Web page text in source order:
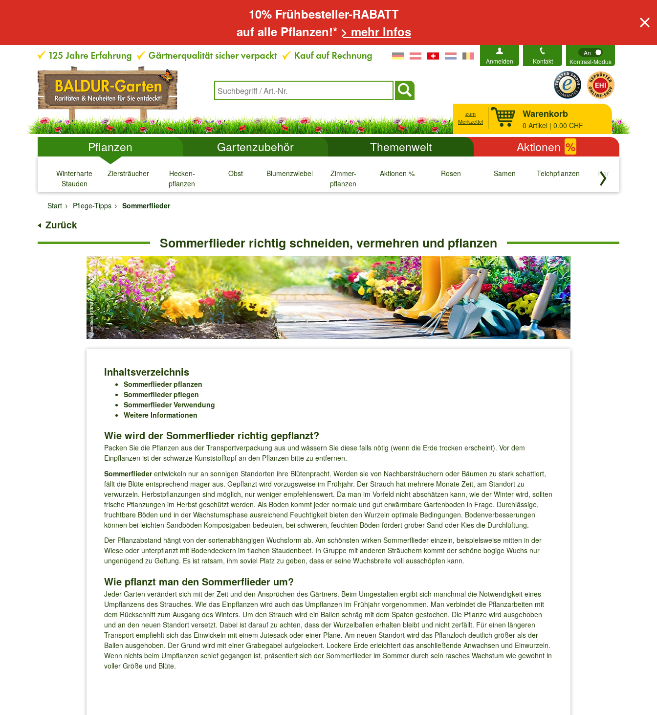
10% Frühbesteller-RABATT
auf alle Pflanzen!* > mehr Infos
Anmelden Kontakt
An
Kontrast-Modus
zum
Merkzettel
Warenkorb
0 Artikel | 0.00 CHF
Pflanzen Gartenzubehör Themenwelt Aktionen %
Winterharte
Stauden
↓
Ziersträucher
↓
Hecken-
pflanzen
↓
Obst
↓
Blumenzwiebeln
↓
Zimmer-
pflanzen
↓
Aktionen %
↓
Rosen
↓
Samen
↓
Teichpflanzen
↓
Raritäten
↓
Start
Pflege-Tipps Sommerflieder
Zurück
Sommerflieder richtig schneiden, vermehren und pflanzen
Inhaltsverzeichnis
Sommerflieder pflanzen
Sommerflieder pflegen
Sommerflieder Verwendung
Weitere Informationen
Wie wird der Sommerflieder richtig gepflanzt?
Packen Sie die Pflanzen aus der Transportverpackung aus und wässern Sie diese falls nötig (wenn die Erde trocken erscheint). Vor dem
Einpflanzen ist der schwarze Kunststofftopf an den Pflanzen bitte zu entfernen.
Sommerfliederentwickeln nur an sonnigen Standorten ihre Blütenpracht. Werden sie von Nachbarsträuchern oder Bäumen zu stark schattiert,
fällt die Blüte entsprechend mager aus. Gepflanzt wird vorzugsweise im Frühjahr. Der Strauch hat mehrere Monate Zeit, am Standort zu
verwurzeln. Herbstpflanzungen sind möglich, nur weniger empfehlenswert. Da man im Vorfeld nicht abschätzen kann, wie der Winter wird, sollten
frische Pflanzungen im Herbst geschützt werden. Als Boden kommt jeder normale und gut erwärmbare Gartenboden in Frage. Durchlässige,
fruchtbare Böden und in der Wachstumsphase ausreichend Feuchtigkeit bieten den Wurzeln optimale Bedingungen. Bodenverbesserungen
können bei leichten Sandböden Kompostgaben bedeuten, bei schweren, feuchten Böden fördert grober Sand oder Kies die Durchlüftung.
Der Pflanzabstand hängt von der sortenabhängigen Wuchsform ab. Am schönsten wirken Sommerflieder einzeln, beispielsweise mitten in der
Wiese oder unterpflanzt mit Bodendeckern im flachen Staudenbeet. In Gruppe mit anderen Sträuchern kommt der schöne bogige Wuchs nur
ungenügend zu Geltung. Es ist ratsam, ihm soviel Platz zu geben, dass er seine Wuchsbreite voll ausschöpfen kann.
Wie pflanzt man den Sommerflieder um?
Jeder Garten verändert sich mit der Zeit und den Ansprüchen des Gärtners. Beim Umgestalten ergibt sich manchmal die Notwendigkeit eines
Umpflanzens des Strauches. Wie das Einpflanzen wird auch das Umpflanzen im Frühjahr vorgenommen. Man verbindet die Pflanzarbeiten mit
dem Rückschnitt zum Ausgang des Winters. Um den Strauch wird ein Ballen schräg mit dem Spaten gestochen. Die Pflanze wird ausgehoben
und an den neuen Standort versetzt. Dabei ist darauf zu achten, dass der Wurzelballen erhalten bleibt und nicht zerfällt. Für einen längeren
Transport empfiehlt sich das Einwickeln mit einem Jutesack oder einer Plane. Am neuen Standort wird das Pflanzloch deutlich größer als der
Ballen ausgehoben. Der Grund wird mit einer Grabegabel aufgelockert. Lockere Erde erleichtert das anschließende Anwachsen und Einwurzeln.
Wenn nichts beim Umpflanzen schief gegangen ist, präsentiert sich der Sommerflieder im Sommer durch sein rasches Wachstum wie gewohnt in
voller Größe und Blüte.